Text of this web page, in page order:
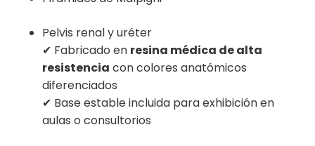
Pelvis renal y uréter
✔ Fabricado en resina médica de alta
resistencia con colores anatómicos
diferenciados
✔ Base estable incluida para exhibición en
aulas o consultorios